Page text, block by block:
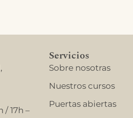
/ 17h –
Servicios
Sobre nosotras
Nuestros cursos
Puertas abiertas